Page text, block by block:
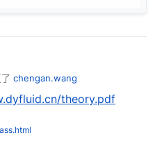
chengan.wang
theory.pdf